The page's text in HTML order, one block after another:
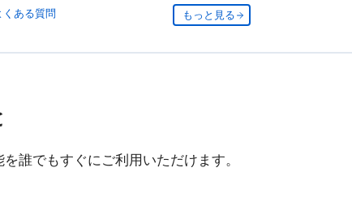
くある質問 もっと見る
誰でもすぐにご利用いただけます。